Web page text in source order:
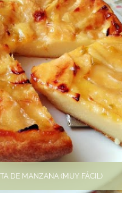
DE MANZANA (MUY FÁCIL)